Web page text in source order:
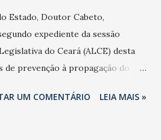
Estado, Doutor Cabeto,
expediente da sessão
do Ceará (ALCE) desta
de prevenção à propagação do
Estado na contenção da
UM COMENTÁRIO LEIA MAIS »